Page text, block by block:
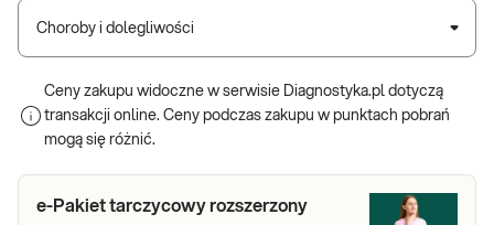
wydalin, wydzielin, czasem pobranych wycinków. Badania
laboratoryjne są kluczowe przede wszystkim w takich dziedzinach
medycyny jak endokrynologia (np. rozpoznanie choroby
anemii), choroby zakaźne (ustalenie czynnika zakaźnego
odpowiedzialnego za chorobę). Nieco mniej wartościowe wydają
się być w psychiatrii, czy też ortopedii.
Pakiet badań diagnostycznych – jaki
Choroby i dolegliwości
Ceny zakupu widoczne w serwisie Diagnostyka.pl dotyczą
transakcji online. Ceny podczas zakupu w punktach pobrań
mogą się różnić.
e-Pakiet tarczycowy rozszerzony